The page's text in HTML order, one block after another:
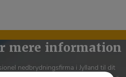
mere information
nedbrydningsfirma i Jylland til dit